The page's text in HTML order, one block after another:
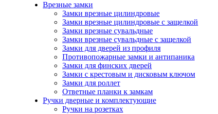
Врезные замки
Замки врезные цилиндровые
Замки врезные цилиндровые с защелкой
Замки врезные сувальдные
Замки врезные сувальдные с защелкой
Замки для дверей из профиля
Противопожарные замки и антипаника
Замки для финских дверей
Замки с крестовым и дисковым ключом
Замки для роллет
Ответные планки к замкам
Ручки дверные и комплектующие
Ручки на розетках